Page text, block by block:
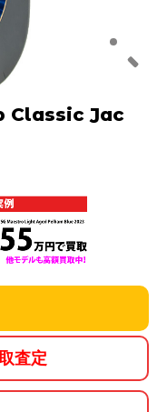
Classic Jac
査定